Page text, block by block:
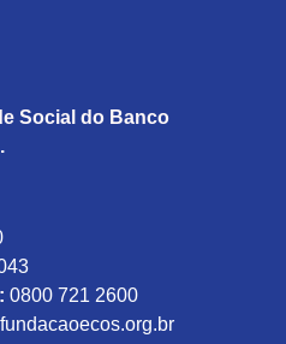
Social do Banco
0800 721 2600